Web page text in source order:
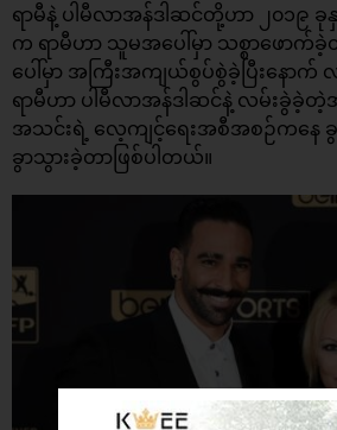
ရာမီနဲ့ ပါမီလာအန်ဒါဆင်တို့ဟာ ၂၀၁၉ ခု
က ရာမီဟာ သူမအပေါ်မှာ သစ္စာဖေ
ပေါ်မှာ အကြီးအကျယ်စွပ်စွဲခဲ့ပြီးနောက်
ရာမီဟာ ပါမီလာအန်ဒါဆင်နဲ့ လမ်းခွဲခဲ့တဲ့
အသင်းရဲ့ လေ့ကျင့်ရေးအစီအစဉ်ကနေ
ခွာသွားခဲ့တာဖြစ်ပါတယ်။